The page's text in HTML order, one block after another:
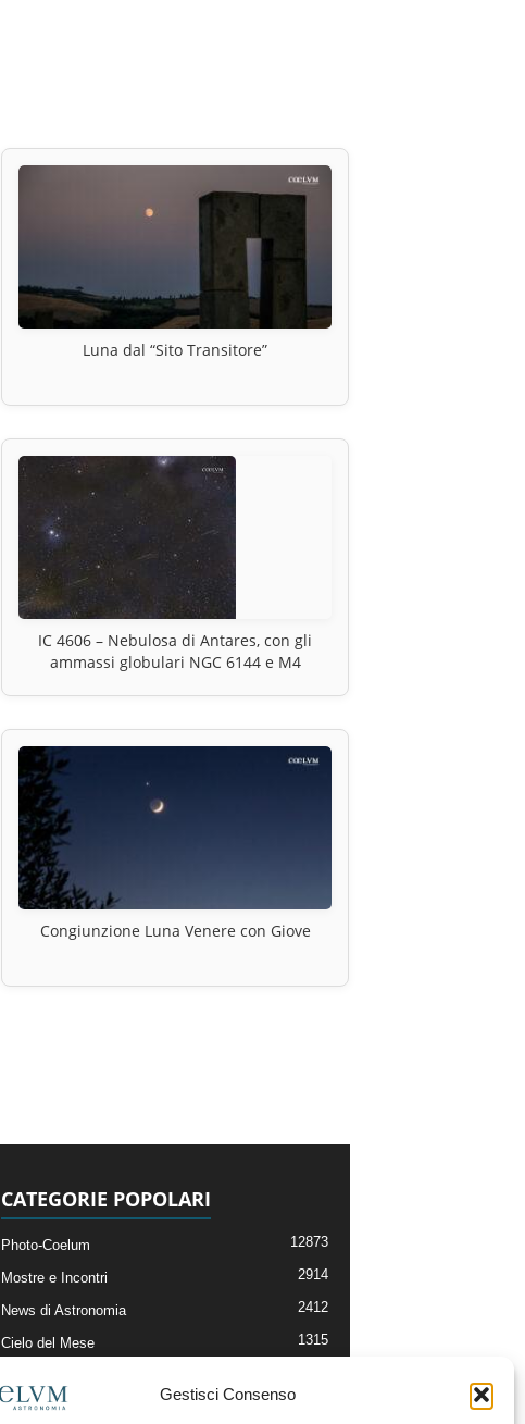
Gestisci Consenso
Luna dal “Sito Transitore”
IC 4606 – Nebulosa di Antares, con gli
ammassi globulari NGC 6144 e M4
Congiunzione Luna Venere con Giove
CATEGORIE POPOLARI
Photo-Coelum 12873
Mostre e Incontri 2914
News di Astronomia 2412
Cielo del Mese 1315
Articoli e Risorse On-Line